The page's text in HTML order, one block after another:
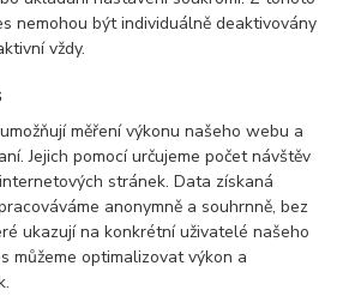
nemohou být individuálně deaktivovány
vždy.
měření výkonu našeho webu a
Jejich pomocí určujeme počet návštěv
stránek. Data získaná
anonymně a souhrnně, bez
ukazují na konkrétní uživatelé našeho
můžeme optimalizovat výkon a